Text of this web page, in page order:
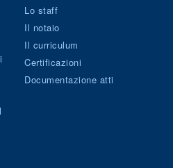
Lo staff
Il notaio
Il curriculum
Certificazioni
Documentazione atti